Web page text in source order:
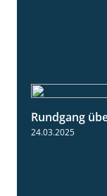
Rundgang
24.03.2025